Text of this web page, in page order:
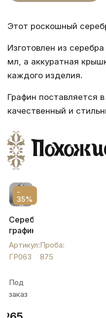
Этот роскошный
Изготовлен из
мл, а аккуратная
каждого изделия.
Графин поставляется
качественный и
-
35%
Серебряный
графин
для
виски,
ГР063
Артикул:
ГР063
Проба:
875
Под
заказ